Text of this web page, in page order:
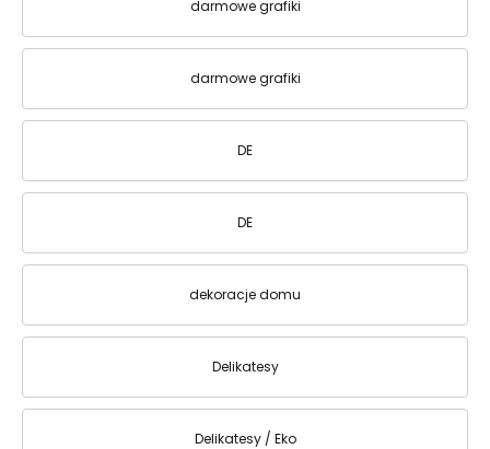
darmowe grafiki
darmowe grafiki
DE
DE
dekoracje domu
Delikatesy
Delikatesy / Eko